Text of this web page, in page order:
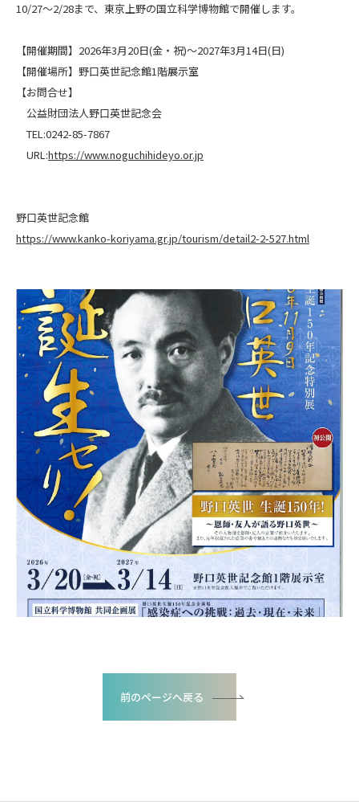
10/27〜2/28まで、東京上野の国立科学博物館で開催します。
【開催期間】2026年3月20日(金・祝)〜2027年3月14日(日)
【開催場所】野口英世記念館1階展示室
【お問合せ】
公益財団法人野口英世記念会
TEL:0242-85-7867
URL:https://www.noguchihideyo.or.jp
野口英世記念館
https://www.kanko-koriyama.gr.jp/tourism/detail2-2-527.html
前のページへ戻る